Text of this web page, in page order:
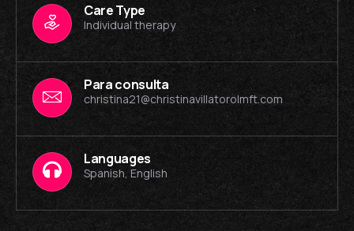
Care Type
Individual therapy
Para consulta
christina21@christinavillatorolmft.com
Languages
Spanish, English